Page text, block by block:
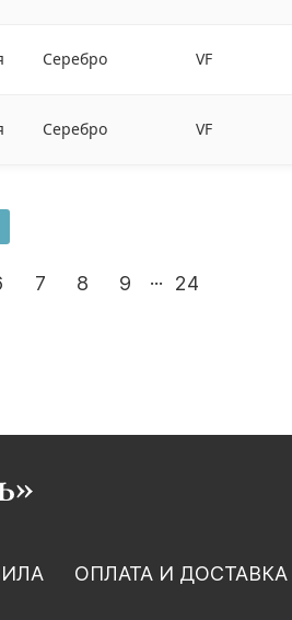
Серебро VF
Серебро VF
7 8 9 ... 24
ОПЛАТА И ДОСТАВКА